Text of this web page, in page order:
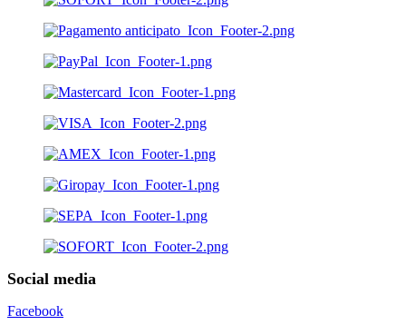
Social media
Facebook